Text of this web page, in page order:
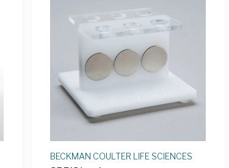
BECKMAN COULTER LIFE SCIENCES